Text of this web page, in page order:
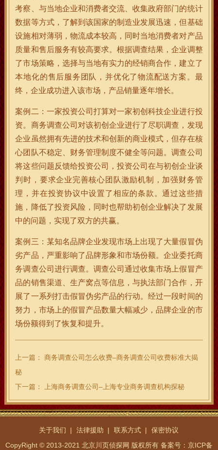
考察、与当地企业和消费者交流、收集政府部门的统计
数据等方式，了解到该国家的制造业发展迅速，但基础
设施相对薄弱，物流成本较高，同时当地消费者对产品
质量和售后服务有较高要求。根据调查结果，企业调整
了市场策略，选择与当地有实力的经销商合作，建立了
本地化的售后服务团队，并优化了物流配送方案。最
终，企业成功进入该市场，产品销量逐年增长。
案例二：一家投资公司打算对一家初创科技企业进行投
资。商务调查公司对该初创企业进行了尽职调查，发现
企业虽然拥有先进的技术和创新的商业模式，但存在核
心团队不稳定、财务管理制度不健全等问题。调查公司
将这些问题反馈给投资公司，投资公司在与初创企业谈
判时，要求企业完善核心团队激励机制，加强财务管
理，并在投资协议中设置了相应的条款。通过这些措
施，降低了投资风险，同时也帮助初创企业解决了发展
中的问题，实现了双方的共赢。
案例三：某知名品牌企业发现市场上出现了大量假冒伪
劣产品，严重影响了品牌形象和市场份额。企业委托商
务调查公司进行调查。调查公司通过收集市场上假冒产
品的销售渠道、生产窝点等信息，与执法部门合作，开
展了一系列打击假冒伪劣产品的行动。经过一段时间的
努力，市场上的假冒产品数量大幅减少，品牌企业的市
场份额得到了恢复和提升。
上一篇：
商务调查公司怎么收费–商务调查公司收费标准大揭
秘
下一篇：
上海商务调查公司–上海专业商务调查机构探秘
关于我们 法律援助 联系方式
保密协议
CopyRight © 2013-2021 北京川页侦探网 版权所有 备案号：京ICP备